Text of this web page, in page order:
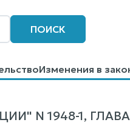
ПОИСК
Изменения в
N 1948-1,